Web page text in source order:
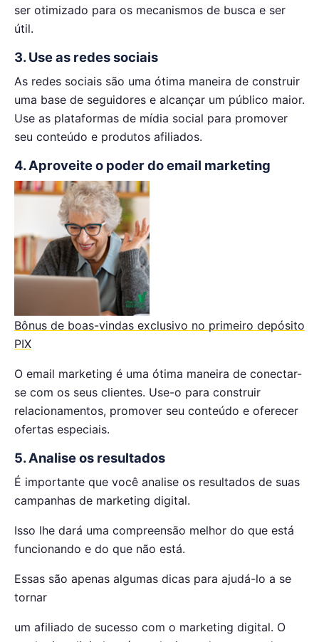
ser otimizado para os mecanismos de busca e ser
útil.
3. Use as redes sociais
As redes sociais são uma ótima maneira de construir
uma base de seguidores e alcançar um público maior.
Use as plataformas de mídia social para promover
seu conteúdo e produtos afiliados.
4. Aproveite o poder do email marketing
Bônus de boas-vindas exclusivo no primeiro depósito
PIX
O email marketing é uma ótima maneira de conectar-
se com os seus clientes. Use-o para construir
relacionamentos, promover seu conteúdo e oferecer
ofertas especiais.
5. Analise os resultados
É importante que você analise os resultados de suas
campanhas de marketing digital.
Isso lhe dará uma compreensão melhor do que está
funcionando e do que não está.
Essas são apenas algumas dicas para ajudá-lo a se
tornar
um afiliado de sucesso com o marketing digital. O